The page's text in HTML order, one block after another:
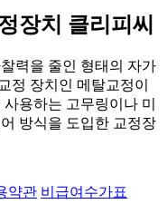
장치 클리피씨
력을 줄인 형태의 자가
정 장치인 메탈교정이
용하는 고무링이나 미
방식을 도입한 교정장
약관 비급여수가표